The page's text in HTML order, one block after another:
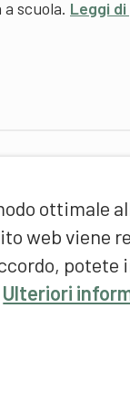
ottimale
web viene
Ulteriori
a scuola. Leggi di